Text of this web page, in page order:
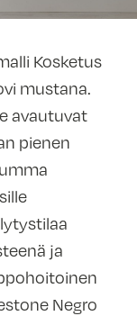
Kosketus
mustana.
avautuvat
pienen
ja
Negro